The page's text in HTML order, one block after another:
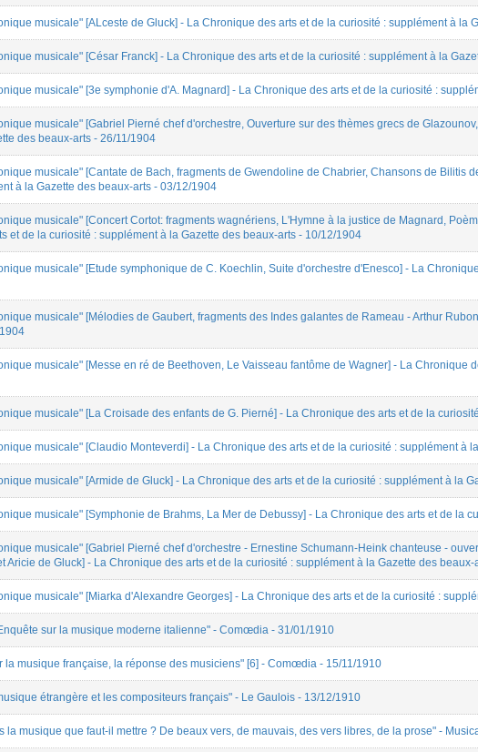
musicale" [ALceste de Gluck] - La Chronique des arts et de la curiosité : supplément à la
musicale" [César Franck] - La Chronique des arts et de la curiosité : supplément à la
musicale" [3e symphonie d'A. Magnard] - La Chronique des arts et de la curiosité :
musicale" [Gabriel Pierné chef d'orchestre, Ouverture sur des thèmes grecs de
des beaux-arts - 26/11/1904
musicale" [Cantate de Bach, fragments de Gwendoline de Chabrier, Chansons de Bilitis
à la Gazette des beaux-arts - 03/12/1904
musicale" [Concert Cortot: fragments wagnériens, L'Hymne à la justice de Magnard,
et de la curiosité : supplément à la Gazette des beaux-arts - 10/12/1904
musicale" [Etude symphonique de C. Koechlin, Suite d'orchestre d'Enesco] - La
musicale" [Mélodies de Gaubert, fragments des Indes galantes de Rameau - Arthur
musicale" [Messe en ré de Beethoven, Le Vaisseau fantôme de Wagner] - La Chronique
musicale" [La Croisade des enfants de G. Pierné] - La Chronique des arts et de la
musicale" [Claudio Monteverdi] - La Chronique des arts et de la curiosité : supplément à
musicale" [Armide de Gluck] - La Chronique des arts et de la curiosité : supplément à la
musicale" [Symphonie de Brahms, La Mer de Debussy] - La Chronique des arts et de la
musicale" [Gabriel Pierné chef d'orchestre - Ernestine Schumann-Heink chanteuse -
Aricie de Gluck] - La Chronique des arts et de la curiosité : supplément à la Gazette des beaux-
musicale" [Miarka d'Alexandre Georges] - La Chronique des arts et de la curiosité :
sur la musique moderne italienne" - Comœdia - 31/01/1910
la musique française, la réponse des musiciens" [6] - Comœdia - 15/11/1910
étrangère et les compositeurs français" - Le Gaulois - 13/12/1910
la musique que faut-il mettre ? De beaux vers, de mauvais, des vers libres, de la prose" -